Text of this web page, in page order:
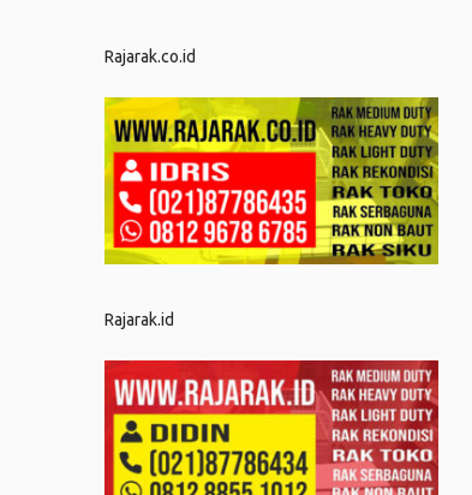
Rajarak.co.id
Rajarak.id